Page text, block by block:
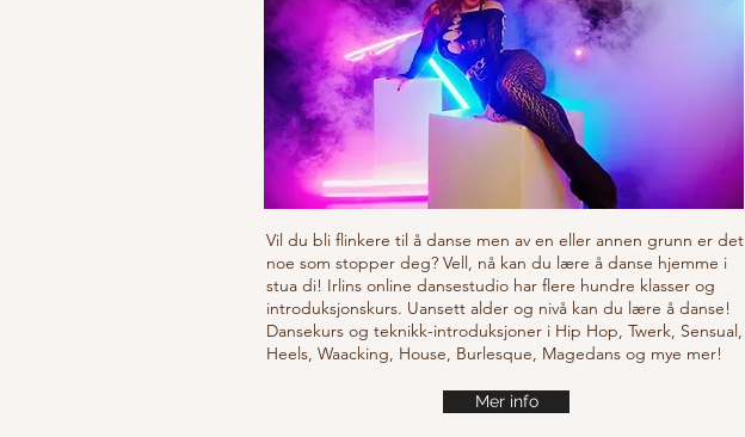
Vil du bli flinkere til å danse men av en eller annen grunn er det
noe som stopper deg? Vell, nå kan du lære å danse hjemme i
stua di! Irlins online dansestudio har flere hundre klasser og
introduksjonskurs. Uansett alder og nivå kan du lære å danse!
Dansekurs og teknikk-introduksjoner i Hip Hop, Twerk, Sensual,
Heels, Waacking, House, Burlesque, Magedans og mye mer!
Mer info